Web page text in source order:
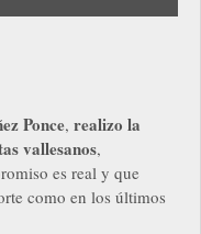
Ponce, realizo la
vallesanos,
es real y que
como en los últimos